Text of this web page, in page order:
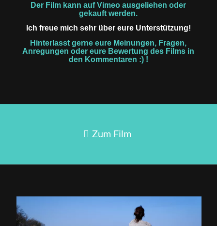
Der Film kann auf Vimeo ausgeliehen oder
gekauft werden.
Ich freue mich sehr über eure Unterstützung!
Hinterlasst gerne eure Meinungen, Fragen,
Anregungen oder eure Bewertung des Films in
den Kommentaren :) !
Zum Film